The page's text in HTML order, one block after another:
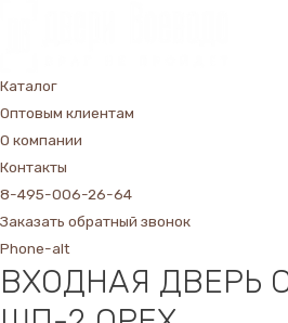
Каталог
Оптовым клиентам
О компании
Контакты
8-495-006-26-64
Заказать обратный звонок
Phone-alt
ВХОДНАЯ ДВЕРЬ